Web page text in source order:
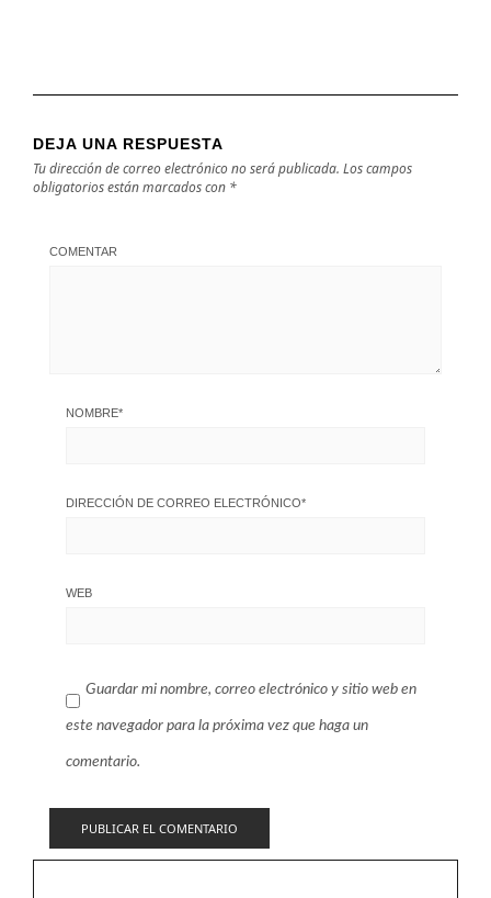
DEJA UNA RESPUESTA
Tu dirección de correo electrónico no será publicada. Los campos
obligatorios están marcados con *
COMENTAR
NOMBRE*
DIRECCIÓN DE CORREO ELECTRÓNICO*
WEB
Guardar mi nombre, correo electrónico y sitio web en
este navegador para la próxima vez que haga un
comentario.